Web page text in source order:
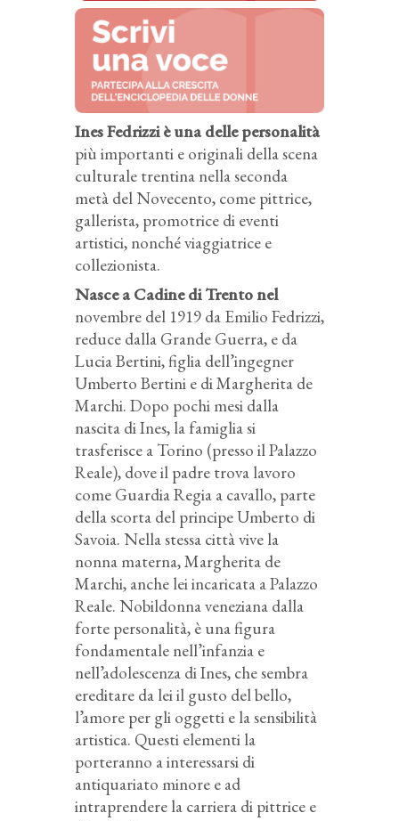
Ines Fedrizzi è una delle personalità
più importanti e originali della scena
culturale trentina nella seconda
metà del Novecento, come pittrice,
gallerista, promotrice di eventi
artistici, nonché viaggiatrice e
collezionista.
Nasce a Cadine di Trento nel
novembre del 1919 da Emilio Fedrizzi,
reduce dalla Grande Guerra, e da
Lucia Bertini, figlia dell’ingegner
Umberto Bertini e di Margherita de
Marchi. Dopo pochi mesi dalla
nascita di Ines, la famiglia si
trasferisce a Torino (presso il Palazzo
Reale), dove il padre trova lavoro
come Guardia Regia a cavallo, parte
della scorta del principe Umberto di
Savoia. Nella stessa città vive la
nonna materna, Margherita de
Marchi, anche lei incaricata a Palazzo
Reale. Nobildonna veneziana dalla
forte personalità, è una figura
fondamentale nell’infanzia e
nell’adolescenza di Ines, che sembra
ereditare da lei il gusto del bello,
l’amore per gli oggetti e la sensibilità
artistica. Questi elementi la
porteranno a interessarsi di
antiquariato minore e ad
intraprendere la carriera di pittrice e